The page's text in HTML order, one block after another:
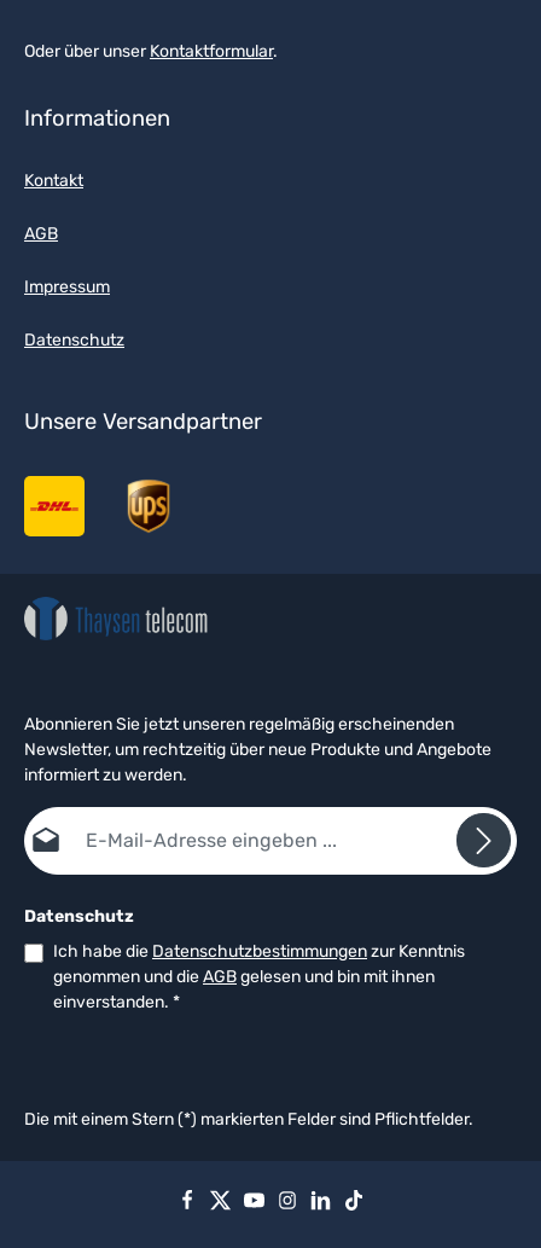
Oder über unserKontaktformular.
Informationen
Kontakt
AGB
Impressum
Datenschutz
Unsere Versandpartner
Abonnieren Sie jetzt unseren regelmäßig erscheinenden
Newsletter, um rechtzeitig über neue Produkte und Angebote
informiert zu werden.
E-Mail-Adresse*
Datenschutz
Ich habe die Datenschutzbestimmungenzur Kenntnis
genommen und dieAGBgelesen und bin mit ihnen
einverstanden. *
Die mit einem Stern (*) markierten Felder sind Pflichtfelder.